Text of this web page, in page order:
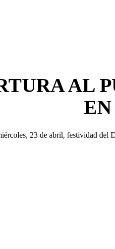
AL
23 de abril, festividad del